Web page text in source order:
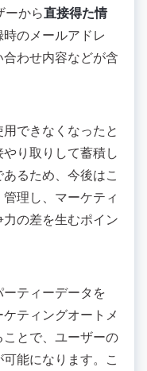
ーから直接得た情
のメールアドレ
わせ内容などが含
できなくなったと
り取りして蓄積し
るため、今後はこ
理し、マーケティ
の差を生むポイン
ティーデータを
ティングオートメ
とで、ユーザーの
能になります。こ